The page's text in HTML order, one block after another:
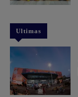
Ultimas